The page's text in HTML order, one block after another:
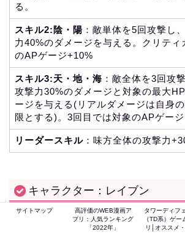
る。
スキル2:陰・陽 ：敵単体を5回攻撃し
力40%のダメージを与える。クリティ
のAPゲージ+10%
スキル3:天・地・海 ：敵全体を3回攻
攻撃力30%のダメージと対象の最大
ージを与える(リアルダメージは自身
限とする)。3回目では対象のAPゲー
リーダースキル ：味方全体の攻撃力
キャラクター：レイブン
サイトマップ
高評価のWEB漫画ア
プリ：人気ランキング
「2022年」
タワーディフ
（TD系）ゲー
リ│オススメ
ガ